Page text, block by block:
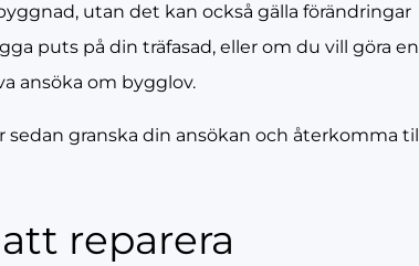
utan det kan också gälla förändringar
puts på din träfasad, eller om du vill göra en
ansöka om bygglov.
granska din ansökan och återkomma till
reparera